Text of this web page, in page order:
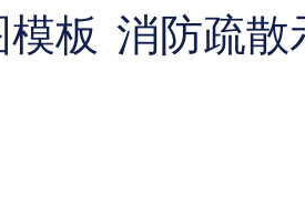
板 消防疏散